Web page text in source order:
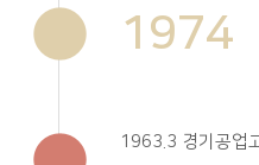
1974
1963.3 경기공업